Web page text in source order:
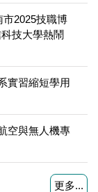
市2025技職博
技大學熱鬧
實習縮短學用
空與無人機專
更多...